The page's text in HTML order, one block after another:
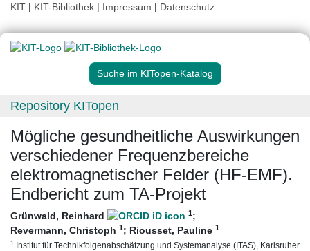
KIT | KIT-Bibliothek | Impressum | Datenschutz
Suche im KITopen-Katalog
Repository KITopen
Mögliche gesundheitliche Auswirkungen
verschiedener Frequenzbereiche
elektromagnetischer Felder (HF-EMF).
Endbericht zum TA-Projekt
Grünwald, Reinhard 1;
Revermann, Christoph 1; Riousset, Pauline 1
1 Institut für Technikfolgenabschätzung und Systemanalyse (ITAS), Karlsruher